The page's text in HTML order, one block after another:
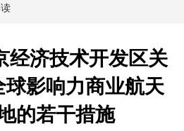
经济技术开发区关
影响力商业航天
的若干措施